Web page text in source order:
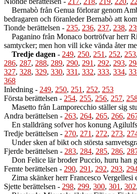
Bernabò från Genua förlorar genom
bedragaren och föranleder Bernabò att
Tionde berättelsen - 235, 236, 237, 238,
Paganino från Monaco bortröfvar herr
samtycker; men hon vill icke vända åter
Tredje dagen - 249, 250, 251 , 252, 253,
286, 287, 288, 289, 290, 291 , 292, 293,
327, 328, 329, 330, 331 , 332, 333, 334,
368
Inledning - 249, 250, 251 , 252, 253
Första berättelsen - 254, 255, 256, 257,
Masetto från Lamporecchio ställer sig
Andra berättelsen - 263, 264, 265, 266,
En stalldräng sofver hos konung Agilulfs
Tredje berättelsen - 270, 271 , 272, 273,
Under sken af bikt och största
Fjerde berättelsen - 283, 284, 285, 286,
Don Felice lär broder Puccio, huru han
Femte berättelsen - 290, 291 , 292, 293,
Zima skänker herr Francesco Vergellesi
Sjette berättelsen - 298, 299, 300, 301 , 302,